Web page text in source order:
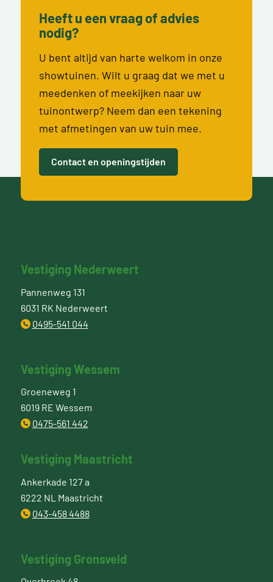
Heeft u een vraag of advies
nodig?
U bent altijd van harte welkom in onze
showtuinen. Wilt u graag dat we met u
meedenken of meekijken naar uw
tuinontwerp? Neem dan een tekening
met afmetingen van uw tuin mee.
Contact en openingstijden
Vestiging Nederweert
Pannenweg 131
6031 RK Nederweert
0495-541 044
Vestiging Wessem
Groeneweg 1
6019 RE Wessem
0475-561 442
Vestiging Maastricht
Ankerkade 127 a
6222 NL Maastricht
043-458 4488
Vestiging Gronsveld